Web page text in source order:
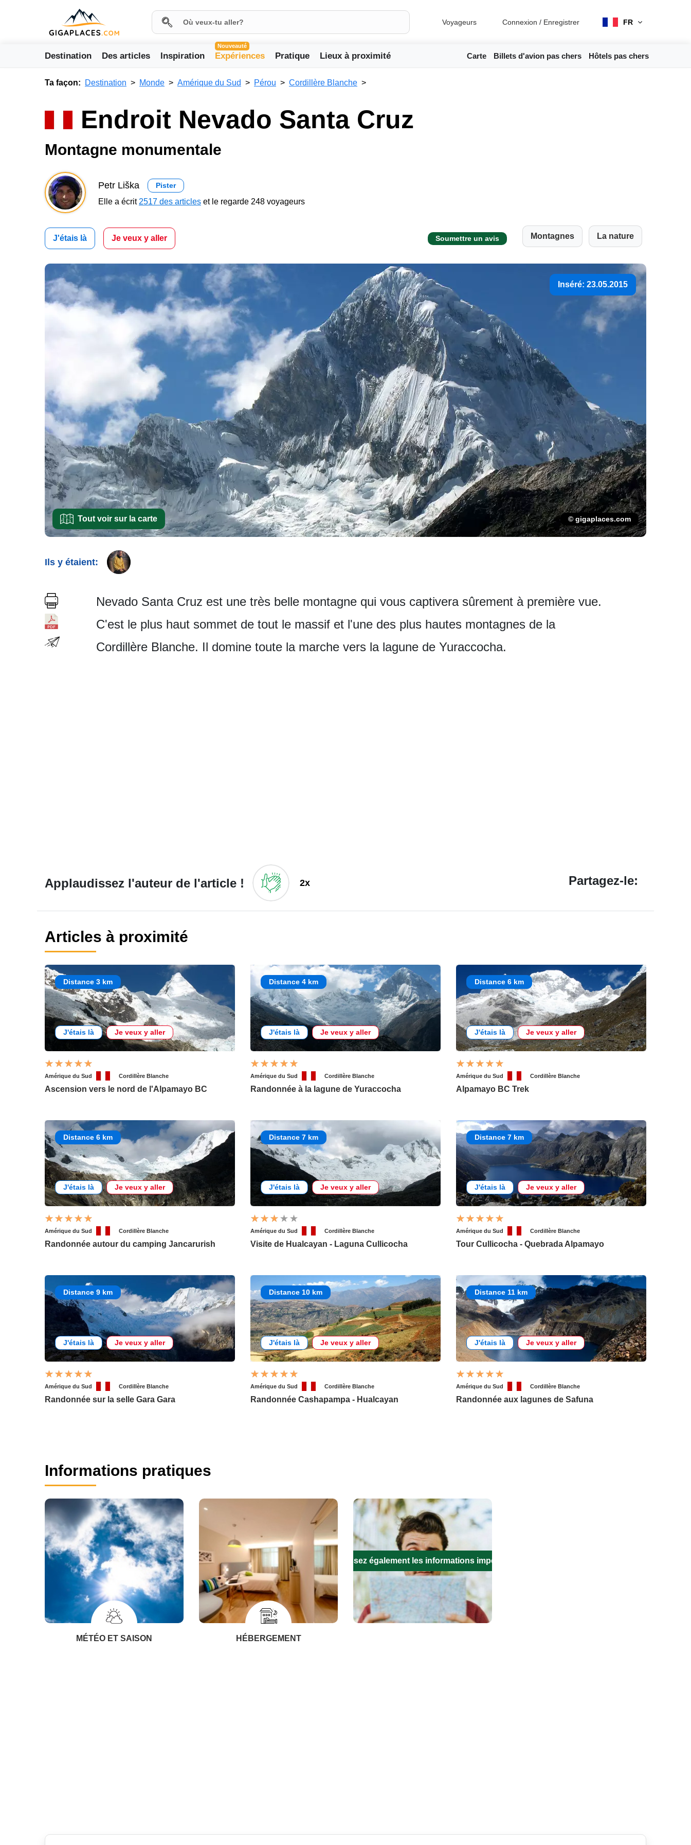
Voyageurs Connexion / Enregistrer FR
Destination Des articles Inspiration
Nouveauté
Expériences Pratique Lieux à proximité Carte Billets d'avion pas chers Hôtels pas chers
Ta façon: Destination Monde Amérique du Sud Pérou Cordillère Blanche
Endroit Nevado Santa Cruz
Montagne monumentale
Petr Liška Pister
Elle a écrit 2517 des articles et le regarde 248 voyageurs
J'étais là Je veux y aller Soumettre un avis Montagnes La nature
Inséré: 23.05.2015
Tout voir sur la carte © gigaplaces.com
Ils y étaient:
Nevado Santa Cruz est une très belle montagne qui vous captivera sûrement à première vue.
C'est le plus haut sommet de tout le massif et l'une des plus hautes montagnes de la
Cordillère Blanche. Il domine toute la marche vers la lagune de Yuraccocha.
Applaudissez l'auteur de l'article ! 2x Partagez-le:
Articles à proximité
Distance 3 km
J'étais là Je veux y aller
Amérique du Sud Cordillère Blanche
Ascension vers le nord de l'Alpamayo BC
Distance 4 km
J'étais là Je veux y aller
Amérique du Sud Cordillère Blanche
Randonnée à la lagune de Yuraccocha
Distance 6 km
J'étais là Je veux y aller
Amérique du Sud Cordillère Blanche
Alpamayo BC Trek
Distance 6 km
J'étais là Je veux y aller
Amérique du Sud Cordillère Blanche
Randonnée autour du camping Jancarurish
Distance 7 km
J'étais là Je veux y aller
Amérique du Sud Cordillère Blanche
Visite de Hualcayan - Laguna Cullicocha
Distance 7 km
J'étais là Je veux y aller
Amérique du Sud Cordillère Blanche
Tour Cullicocha - Quebrada Alpamayo
Distance 9 km
J'étais là Je veux y aller
Amérique du Sud Cordillère Blanche
Randonnée sur la selle Gara Gara
Distance 10 km
J'étais là Je veux y aller
Amérique du Sud Cordillère Blanche
Randonnée Cashapampa - Hualcayan
Distance 11 km
J'étais là Je veux y aller
Amérique du Sud Cordillère Blanche
Randonnée aux lagunes de Safuna
Informations pratiques
MÉTÉO ET SAISON HÉBERGEMENT
Remplissez également les informations importantes